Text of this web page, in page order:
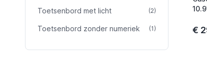
Toetsenbord met licht (2)product
Toetsenbord zonder numeriek (1)product €